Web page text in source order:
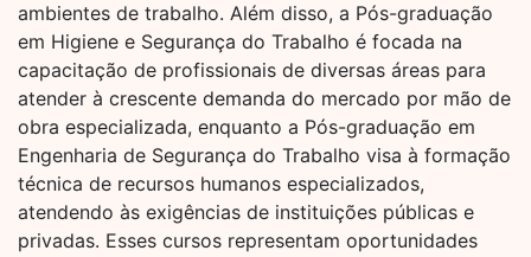
ambientes de trabalho. Além disso, a Pós-graduação
em Higiene e Segurança do Trabalho é focada na
capacitação de profissionais de diversas áreas para
atender à crescente demanda do mercado por mão de
obra especializada, enquanto a Pós-graduação em
Engenharia de Segurança do Trabalho visa à formação
técnica de recursos humanos especializados,
atendendo às exigências de instituições públicas e
privadas. Esses cursos representam oportunidades